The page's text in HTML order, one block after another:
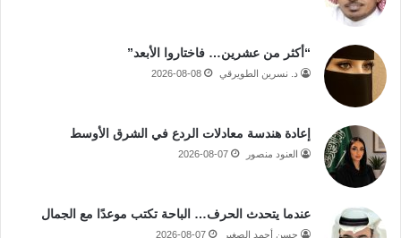
“أكثر من عشرين… فاختاروا الأبعد”
د. نسرين الطويرقي 2026-08-08
إعادة هندسة معادلات الردع في الشرق الأوسط
العنود منصور 2026-08-07
عندما يتحدث الحرف… الباحة تكتب موعدًا مع الجمال
حسن أحمد الصغير 2026-08-07